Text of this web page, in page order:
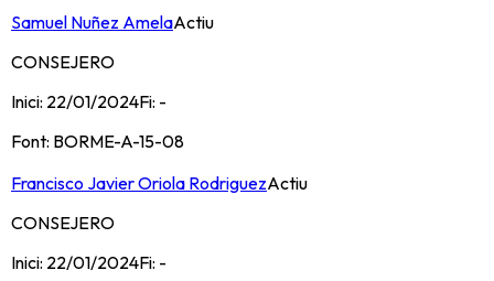
Samuel Nuñez AmelaActiu
CONSEJERO
Inici: 22/01/2024Fi: -
Font: BORME-A-15-08
Francisco Javier Oriola RodriguezActiu
CONSEJERO
Inici: 22/01/2024Fi: -